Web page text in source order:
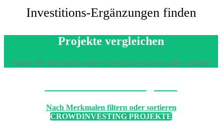
Investitions-Ergänzungen finden
Projekte vergleichen
Finden Sie hier direkt weitere Investitionschancen aller Anbieter
Nach Merkmalen filtern oder sortieren
CROWDINVESTING PROJEKTE